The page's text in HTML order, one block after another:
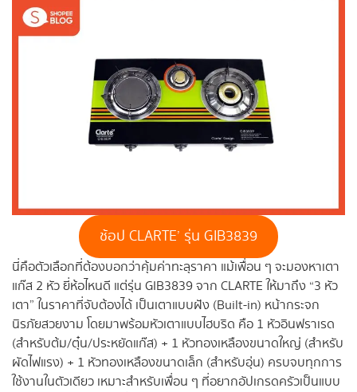
ช้อป CLARTE’ รุ่น GIB3839
นี่คือตัวเลือกที่ต้องบอกว่าคุ้มค่าทะลุราคา แม้เพื่อน ๆ จะมองหาเตา
แก๊ส 2 หัว ยี่ห้อไหนดี แต่รุ่น GIB3839 จาก CLARTE ให้มาถึง “3 หัว
เตา” ในราคาที่จับต้องได้ เป็นเตาแบบฝัง (Built-in) หน้ากระจก
นิรภัยสวยงาม โดยมาพร้อมหัวเตาแบบไฮบริด คือ 1 หัวอินฟราเรด
(สำหรับต้ม/ตุ๋น/ประหยัดแก๊ส) + 1 หัวทองเหลืองขนาดใหญ่ (สำหรับ
ผัดไฟแรง) + 1 หัวทองเหลืองขนาดเล็ก (สำหรับอุ่น) ครบจบทุกการ
ใช้งานในตัวเดียว เหมาะสำหรับเพื่อน ๆ ที่อยากอัปเกรดครัวเป็นแบบ